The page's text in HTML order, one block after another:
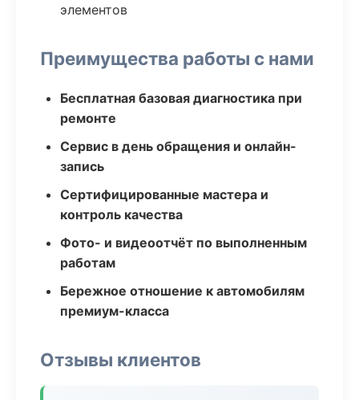
элементов
Преимущества работы с нами
Бесплатная базовая диагностика при
ремонте
Сервис в день обращения и онлайн-
запись
Сертифицированные мастера и
контроль качества
Фото- и видеоотчёт по выполненным
работам
Бережное отношение к автомобилям
премиум-класса
Отзывы клиентов